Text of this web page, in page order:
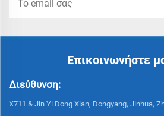
Επικοινωνήστε
Διεύθυνση:
X711 & Jin Yi Dong Xian, Dongyang, Jinhua,